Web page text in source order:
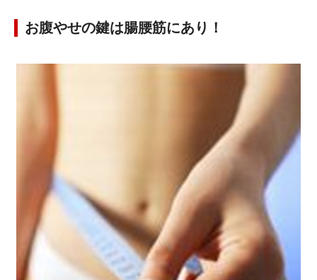
お腹やせの鍵は腸腰筋にあり！